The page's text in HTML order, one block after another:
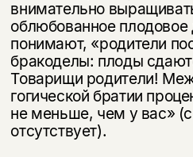
внимательно
облюбованное плодовое
понимают, «родители
бракоделы: плоды
Товарищи родители!
гогической братии
не меньше, чем у вас»
отсутствует).